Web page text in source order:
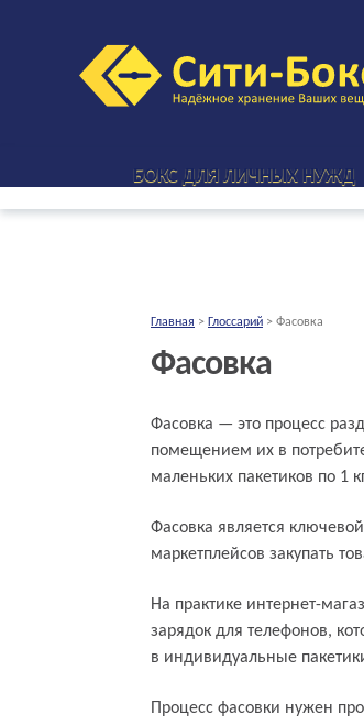
БОКС ДЛЯ ЛИЧНЫХ НУЖД
Главная > Глоссарий > Фасовка
Фасовка
Что такое фасовка
Фасовка — это процесс
помещением их в
маленьких пакетиков по 1
Фасовка является
маркетплейсов закупать
На практике интернет-
зарядок для телефонов,
в индивидуальные
Кому и для чего
Процесс фасовки нужен